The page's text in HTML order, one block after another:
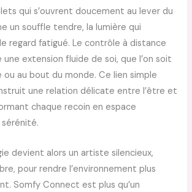
qui s’ouvrent doucement au lever du
un souffle tendre, la lumière qui
regard fatigué. Le contrôle à distance
une extension fluide de soi, que l’on soit
ou au bout du monde. Ce lien simple
une relation délicate entre l’être et
chaque recoin en espace
devient alors un artiste silencieux,
pour rendre l’environnement plus
Somfy Connect est plus qu’un